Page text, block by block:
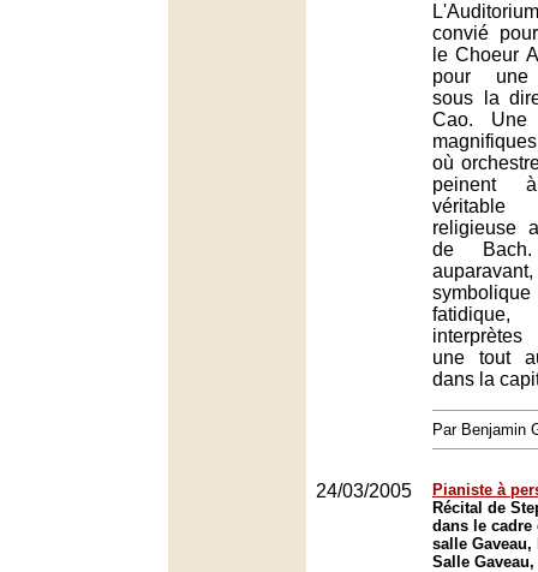
convié
le Choeur
pour une
sous la
Cao. Une
où
peinent
religieuse
de
une tout
dans la
Par Benjamin
24/03/2005
Pianiste à
Récital de
dans le cadre
salle Gaveau,
Salle